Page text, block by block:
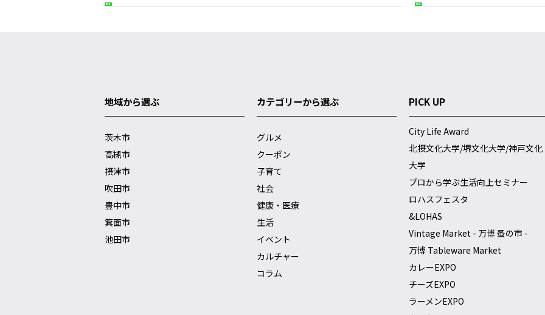
生活 生活
地域から選ぶ
茨木市
高槻市
摂津市
吹田市
豊中市
箕面市
池田市
カテゴリーから選ぶ
グルメ
クーポン
子育て
社会
健康・医療
生活
イベント
カルチャー
コラム
PICK UP
City Life Award
北摂文化大学/堺文化大学/神戸文化
大学
プロから学ぶ生活向上セミナー
ロハスフェスタ
&LOHAS
Vintage Market - 万博 蚤の市 -
万博 Tableware Market
カレーEXPO
チーズEXPO
ラーメンEXPO